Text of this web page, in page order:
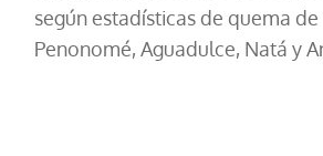
según estadísticas de quema de
Penonomé, Aguadulce, Natá y